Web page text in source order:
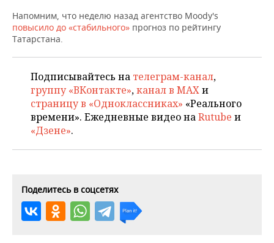
НЕФТЬ
ЭНЕРГЕТИКА
РОЗНИЧНАЯ ТОРГОВЛЯ
ТРАНСПОРТ
НОВОСТИ ТЕХНОЛОГИЙ
IT
ТЕЛЕКОММУНИКАЦИИ
МЕРОПРИЯТИЯ
НОВОСТИ МЕРОПРИЯТИЙ
БИЗНЕС-БРАНЧИ
ONLINE-КОНФЕРЕНЦИИ
ОТКРЫТАЯ ЛЕКЦИЯ
СПОРТ
ФУТБОЛ
ХОККЕЙ
БАСКЕТБОЛ
КИБЕРСПОРТ
НОВОСТИ ОБЩЕСТВА
ВЛАСТЬ
ИНФРАСТРУКТУРА
КУЛЬТУРА
ФОТОГАЛЕРЕЯ
СЮЖЕТЫ
СПРАВОЧНИК
СПИСОК КОМПАНИЙ
Напомним, что неделю назад агентство Moody's
повысило до «стабильного» прогноз по рейтингу
Татарстана.
Подписывайтесь на телеграм-канал,
группу «ВКонтакте»,канал в MAXи
страницу в «Одноклассниках» «Реального
времени». Ежедневные видео наRutube и
«Дзене».
Поделитесь в соцсетях